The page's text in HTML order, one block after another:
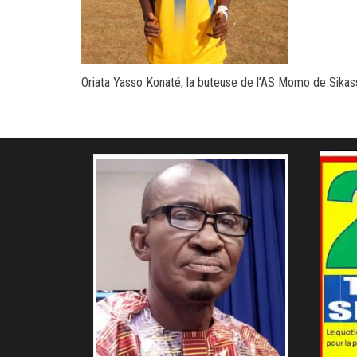
Oriata Yasso Konaté, la buteuse de l’AS Momo de